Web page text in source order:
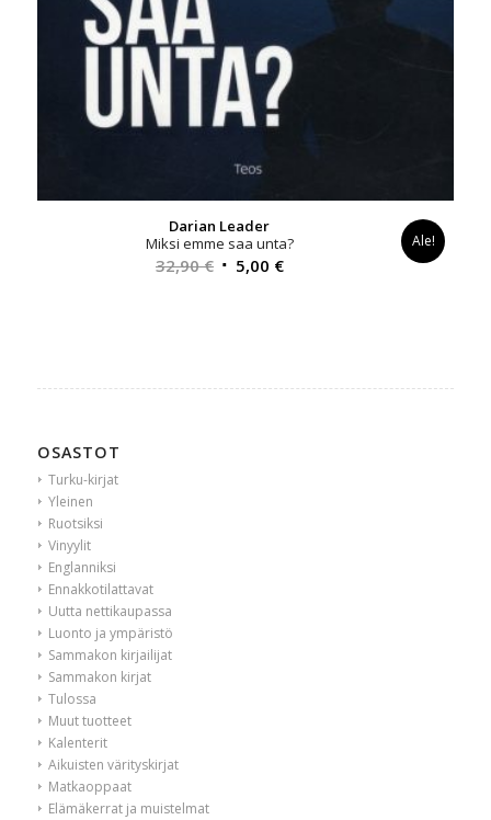
Darian Leader
Miksi emme saa unta?
32,90€ Alkuperäinen
5,00 €Nykyinen
Ale!
OSASTOT
Turku-kirjat
Yleinen
Ruotsiksi
Vinyylit
Englanniksi
Ennakkotilattavat
Uutta nettikaupassa
Luonto ja ympäristö
Sammakon kirjailijat
Sammakon kirjat
Tulossa
Muut tuotteet
Kalenterit
Aikuisten värityskirjat
Matkaoppaat
Elämäkerrat ja muistelmat